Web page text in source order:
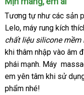
phí
Tương tự như đánh
giá
các sản
Lelo, máy rung kích
chất liệu silicone
khi thâm nhập vào âm
phái mạnh. Máy
em yên tâm khi sử
phẩm có
nhé!